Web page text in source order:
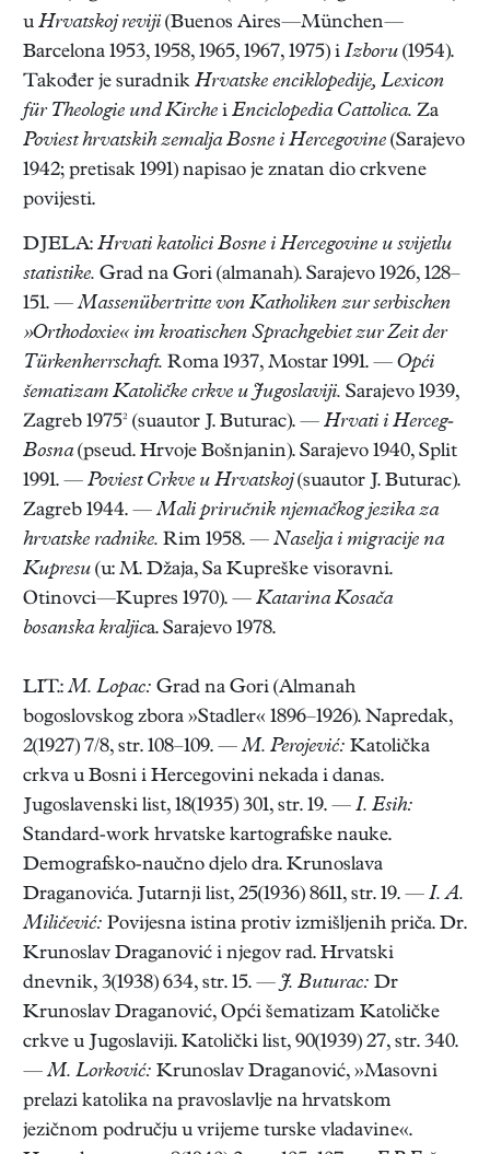
u Hrvatskoj reviji (Buenos Aires—München—
Barcelona 1953, 1958, 1965, 1967, 1975) i Izboru (1954).
Također je suradnik Hrvatske enciklopedije, Lexicon
für Theologie und Kirche i Enciclopedia Cattolica. Za
Poviest hrvatskih zemalja Bosne i Hercegovine (Sarajevo
1942; pretisak 1991) napisao je znatan dio crkvene
povijesti.
DJELA: Hrvati katolici Bosne i Hercegovine u svijetlu
statistike. Grad na Gori (almanah). Sarajevo 1926, 128–
151. —Massenübertritte von Katholiken zur serbischen
»Orthodoxie« im kroatischen Sprachgebiet zur Zeit der
Türkenherrschaft. Roma 1937, Mostar 1991. — Opći
šematizam Katoličke crkve u Jugoslaviji. Sarajevo 1939,
Zagreb 1975² (suautor J. Buturac). — Hrvati i Herceg-
Bosna(pseud. Hrvoje Bošnjanin). Sarajevo 1940, Split
1991. — Poviest Crkve u Hrvatskoj(suautor J. Buturac).
Zagreb 1944. —Mali priručnik njemačkog jezika za
hrvatske radnike. Rim 1958. — Naselja i migracije na
Kupresu (u: M. Džaja, Sa Kupreške visoravni.
Otinovci—Kupres 1970). — Katarina Kosača
bosanska kraljica. Sarajevo 1978.
LIT.:M. Lopac: Grad na Gori (Almanah
bogoslovskog zbora »Stadler« 1896–1926). Napredak,
2(1927) 7/8, str. 108–109. —M. Perojević: Katolička
crkva u Bosni i Hercegovini nekada i danas.
Jugoslavenski list, 18(1935) 301, str. 19. — I. Esih:
Standard-work hrvatske kartografske nauke.
Demografsko-naučno djelo dra. Krunoslava
Draganovića. Jutarnji list, 25(1936) 8611, str. 19. — I. A.
Miličević: Povijesna istina protiv izmišljenih priča. Dr.
Krunoslav Draganović i njegov rad. Hrvatski
dnevnik, 3(1938) 634, str. 15. — J. Buturac: Dr
Krunoslav Draganović, Opći šematizam Katoličke
crkve u Jugoslaviji. Katolički list, 90(1939) 27, str. 340.
—M. Lorković: Krunoslav Draganović, »Masovni
prelazi katolika na pravoslavlje na hrvatskom
jezičnom području u vrijeme turske vladavine«.